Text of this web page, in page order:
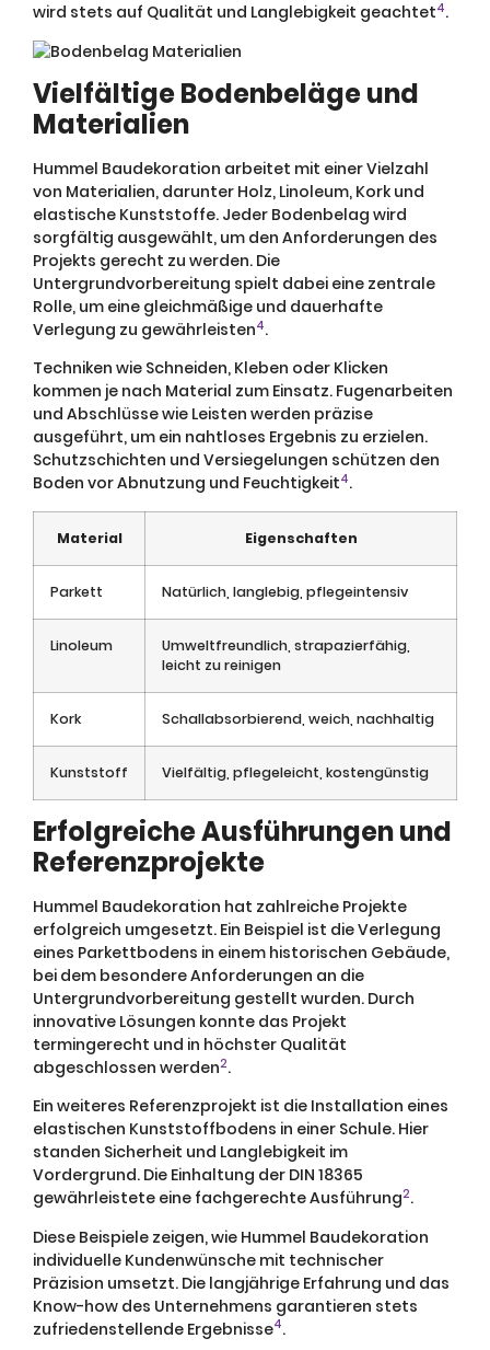
wird stets auf Qualität und Langlebigkeit geachtet4.
Vielfältige Bodenbeläge und
Materialien
Hummel Baudekoration arbeitet mit einer Vielzahl
von Materialien, darunter Holz, Linoleum, Kork und
elastische Kunststoffe. Jeder Bodenbelag wird
sorgfältig ausgewählt, um den Anforderungen des
Projekts gerecht zu werden. Die
Untergrundvorbereitung spielt dabei eine zentrale
Rolle, um eine gleichmäßige und dauerhafte
Verlegung zu gewährleisten4.
Techniken wie Schneiden, Kleben oder Klicken
kommen je nach Material zum Einsatz. Fugenarbeiten
und Abschlüsse wie Leisten werden präzise
ausgeführt, um ein nahtloses Ergebnis zu erzielen.
Schutzschichten und Versiegelungen schützen den
Boden vor Abnutzung und Feuchtigkeit4.
Material Eigenschaften
Parkett Natürlich, langlebig, pflegeintensiv
Linoleum
Umweltfreundlich, strapazierfähig,
leicht zu reinigen
Kork Schallabsorbierend, weich, nachhaltig
Kunststoff Vielfältig, pflegeleicht, kostengünstig
Erfolgreiche Ausführungen und
Referenzprojekte
Hummel Baudekoration hat zahlreiche Projekte
erfolgreich umgesetzt. Ein Beispiel ist die Verlegung
eines Parkettbodens in einem historischen Gebäude,
bei dem besondere Anforderungen an die
Untergrundvorbereitung gestellt wurden. Durch
innovative Lösungen konnte das Projekt
termingerecht und in höchster Qualität
abgeschlossen werden2.
Ein weiteres Referenzprojekt ist die Installation eines
elastischen Kunststoffbodens in einer Schule. Hier
standen Sicherheit und Langlebigkeit im
Vordergrund. Die Einhaltung der DIN 18365
gewährleistete eine fachgerechte Ausführung2.
Diese Beispiele zeigen, wie Hummel Baudekoration
individuelle Kundenwünsche mit technischer
Präzision umsetzt. Die langjährige Erfahrung und das
Know-how des Unternehmens garantieren stets
zufriedenstellende Ergebnisse4.